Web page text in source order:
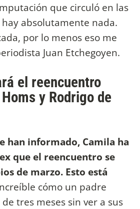
que circuló en las
absolutamente nada.
por lo menos eso me
Juan Etchegoyen.
el reencuentro
y Rodrigo de
han informado, Camila ha
que el reencuentro se
de marzo. Esto está
cómo un padre
tres meses sin ver a sus